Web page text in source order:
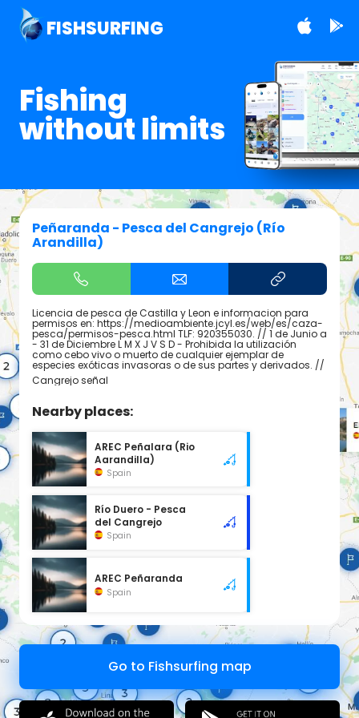
FISHSURFING
Fishing
without limits
Peñaranda - Pesca del Cangrejo (Río
Arandilla)
Licencia de pesca de Castilla y Leon e informacion para
permisos en: https://medioambiente.jcyl.es/web/es/caza-
pesca/permisos-pesca.html TLF: 920355030. // 1 de Junio a
- 31 de Diciembre L M X J V S D - Prohibida la utilización
como cebo vivo o muerto de cualquier ejemplar de
especies exóticas invasoras o de sus partes y derivados. //
Cangrejo señal
Nearby places:
AREC Peñalara (Rio
Aarandilla)
Spain
Río Duero - Pesca
del Cangrejo
Spain
AREC Peñaranda
Spain
Go to Fishsurfing map